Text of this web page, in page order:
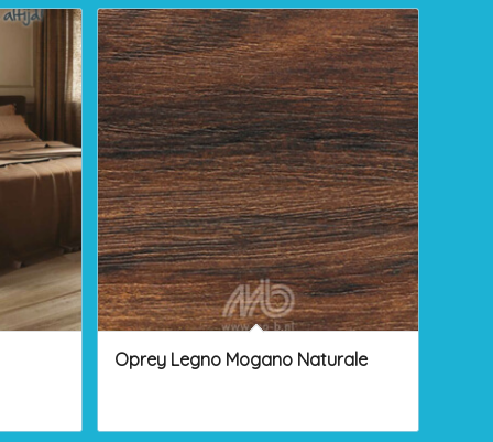
Oprey Legno Mogano Naturale